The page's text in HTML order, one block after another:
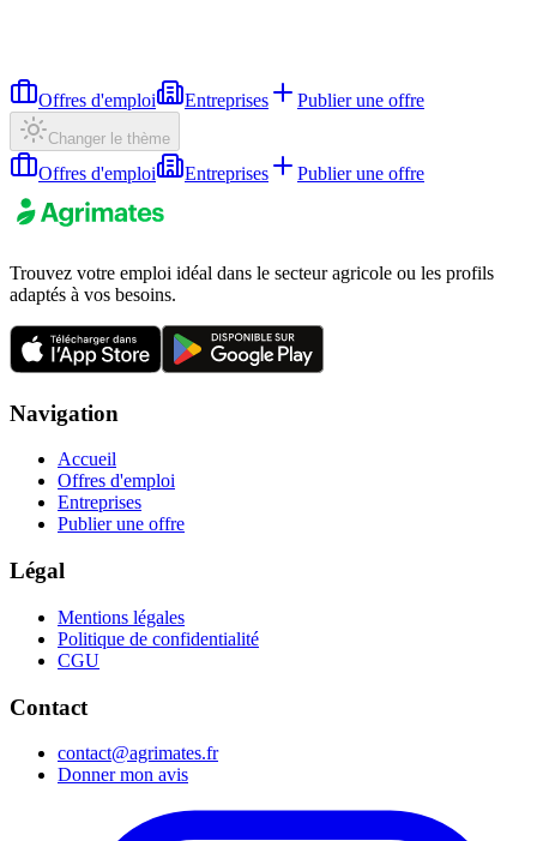
Offres d'emploi Entreprises Publier une offre
Changer le thème
Offres d'emploi Entreprises Publier une offre
Trouvez votre emploi idéal dans le secteur agricole ou les profils
adaptés à vos besoins.
Navigation
Accueil
Offres d'emploi
Entreprises
Publier une offre
Légal
Mentions légales
Politique de confidentialité
CGU
Contact
contact@agrimates.fr
Donner mon avis